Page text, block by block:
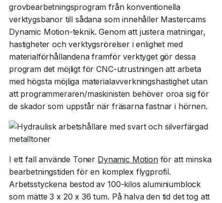
grovbearbetningsprogram från konventionella
verktygsbanor till sådana som innehåller Mastercams
Dynamic Motion-teknik. Genom att justera matningar,
hastigheter och verktygsrörelser i enlighet med
materialförhållandena framför verktyget gör dessa
program det möjligt för CNC-utrustningen att arbeta
med högsta möjliga materialavverkningshastighet utan
att programmeraren/maskinisten behöver oroa sig för
de skador som uppstår när fräsarna fastnar i hörnen.
I ett fall använde Toner Dynamic Motionför att minska
bearbetningstiden för en komplex flygprofil.
Arbetsstyckena bestod av 100-kilos aluminiumblock
som mätte 3 x 20 x 36 tum. På halva den tid det tog att